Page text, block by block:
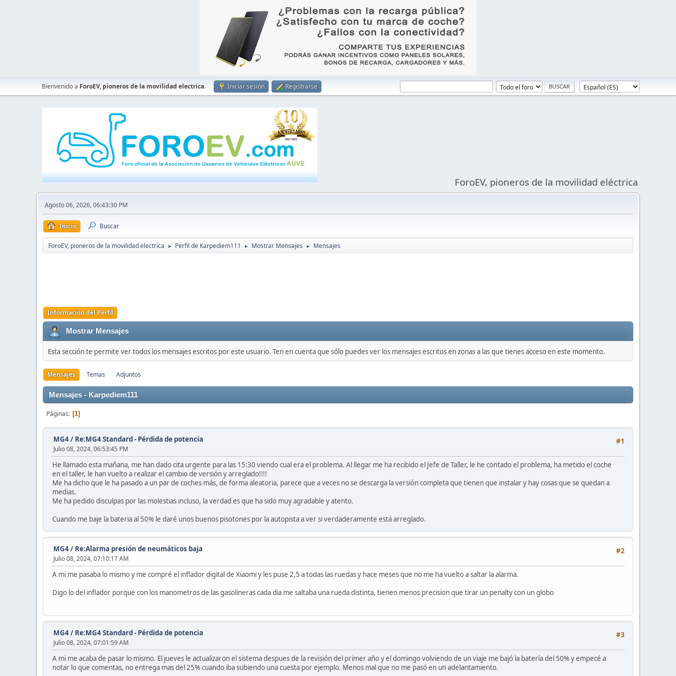
Bienvenido a ForoEV, pioneros de la movilidad electrica. Iniciar sesión Registrarse
ForoEV, pioneros de la movilidad eléctrica
Agosto 06, 2026, 06:43:30 PM
Inicio Buscar
ForoEV, pioneros de la movilidad electrica ► Perfil de Karpediem111 ► Mostrar Mensajes ► Mensajes
Información del Perfil
Mostrar Mensajes
Esta sección te permite ver todos los mensajes escritos por este usuario. Ten en cuenta que sólo puedes ver los mensajes escritos en zonas a las que tienes acceso en este momento.
Mensajes Temas Adjuntos
Mensajes - Karpediem111
Páginas 1
#1
MG4/ Re:MG4 Standard - Pérdida de potencia
Julio 08, 2024, 06:53:45 PM
He llamado esta mañana, me han dado cita urgente para las 15:30 viendo cual era el problema. Al llegar me ha recibido el Jefe de Taller, le he contado el problema, ha metido el coche
en el taller, le han vuelto a realizar el cambio de versión y arreglado!!!!
Me ha dicho que le ha pasado a un par de coches más, de forma aleatoria, parece que a veces no se descarga la versión completa que tienen que instalar y hay cosas que se quedan a
medias.
Me ha pedido disculpas por las molestias incluso, la verdad es que ha sido muy agradable y atento.
Cuando me baje la bateria al 50% le daré unos buenos pisotones por la autopista a ver si verdaderamente está arreglado.
#2
MG4/ Re:Alarma presión de neumáticos baja
Julio 08, 2024, 07:10:17 AM
A mi me pasaba lo mismo y me compré el inflador digital de Xiaomi y les puse 2,5 a todas las ruedas y hace meses que no me ha vuelto a saltar la alarma.
Digo lo del inflador porque con los manometros de las gasolineras cada dia me saltaba una rueda distinta, tienen menos precision que tirar un penalty con un globo
#3
MG4/ Re:MG4 Standard - Pérdida de potencia
Julio 08, 2024, 07:01:59 AM
A mi me acaba de pasar lo mismo. El jueves le actualizaron el sistema despues de la revisión del primer año y el domingo volviendo de un viaje me bajó la batería del 50% y empecé a
notar lo que comentas, no entrega mas del 25% cuando iba subiendo una cuesta por ejemplo. Menos mal que no me pasó en un adelantamiento.